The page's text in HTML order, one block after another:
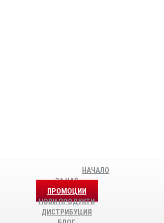
НАЧАЛО
ЗА НАС
ПРОМОЦИИ
НОВИ ПРОДУКТИ
ДИСТРИБУЦИЯ